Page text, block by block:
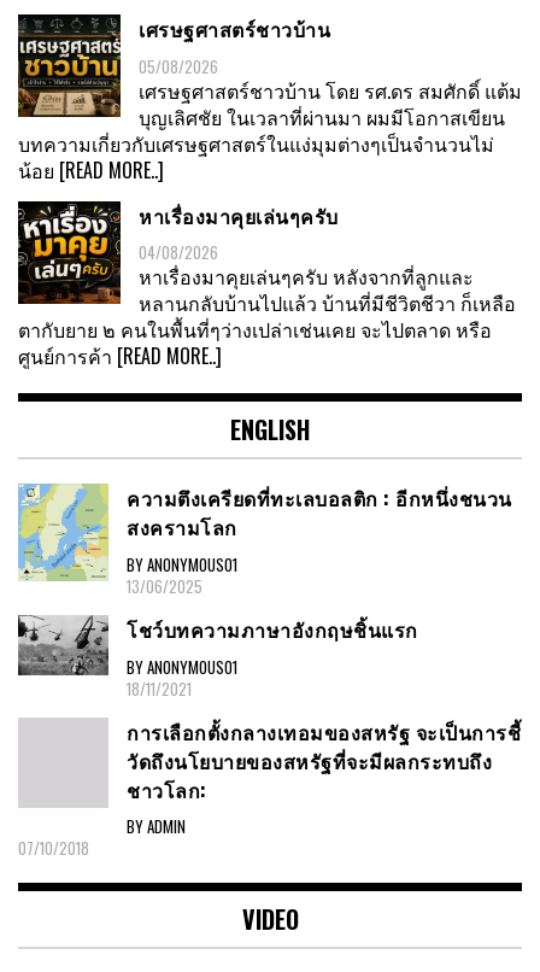
เศรษฐศาสตร์ชาวบ้าน
05/08/2026
เศรษฐศาสตร์ชาวบ้าน โดย รศ.ดร สมศักดิ์ แต้ม
บุญเลิศชัย ในเวลาที่ผ่านมา ผมมีโอกาสเขียน
บทความเกี่ยวกับเศรษฐศาสตร์ในแง่มุมต่างๆเป็นจำนวนไม่
น้อย [READ MORE..]
หาเรื่องมาคุยเล่นๆครับ
04/08/2026
หาเรื่องมาคุยเล่นๆครับ หลังจากที่ลูกและ
หลานกลับบ้านไปแล้ว บ้านที่มีชีวิตชีวา ก็เหลือ
ตากับยาย ๒ คนในพื้นที่ๆว่างเปล่าเช่นเคย จะไปตลาด หรือ
ศูนย์การค้า [READ MORE..]
ENGLISH
ความตึงเครียดที่ทะเลบอลติก : อีกหนึ่งชนวน
สงครามโลก
BY ANONYMOUS01
13/06/2025
โชว์บทความภาษาอังกฤษชิ้นแรก
BY ANONYMOUS01
18/11/2021
การเลือกตั้งกลางเทอมของสหรัฐ จะเป็นการชี้
วัดถึงนโยบายของสหรัฐที่จะมีผลกระทบถึง
ชาวโลก:
BY ADMIN
07/10/2018
VIDEO